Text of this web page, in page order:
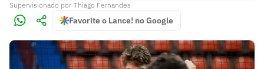
Supervisionado por Thiago Fernandes
Favorite o Lance! no Google